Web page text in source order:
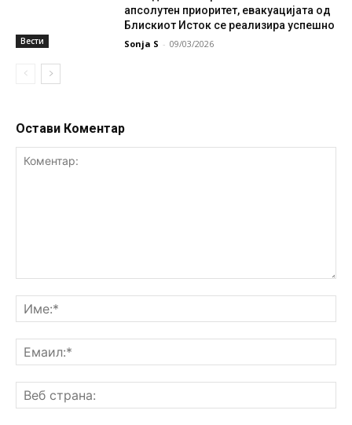
Вести
апсолутен приоритет, евакуацијата од
Блискиот Исток се реализира успешно
Sonja S - 09/03/2026
Остави Коментар